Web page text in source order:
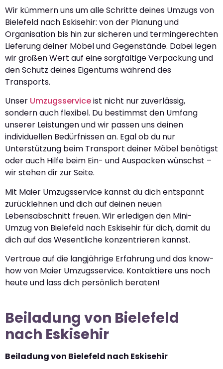
Wir kümmern uns um alle Schritte deines Umzugs von
Bielefeld nach Eskisehir: von der Planung und
Organisation bis hin zur sicheren und termingerechten
Lieferung deiner Möbel und Gegenstände. Dabei legen
wir großen Wert auf eine sorgfältige Verpackung und
den Schutz deines Eigentums während des
Transports.
Unser Umzugsserviceist nicht nur zuverlässig,
sondern auch flexibel. Du bestimmst den Umfang
unserer Leistungen und wir passen uns deinen
individuellen Bedürfnissen an. Egal ob du nur
Unterstützung beim Transport deiner Möbel benötigst
oder auch Hilfe beim Ein- und Auspacken wünschst –
wir stehen dir zur Seite.
Mit Maier Umzugsservice kannst du dich entspannt
zurücklehnen und dich auf deinen neuen
Lebensabschnitt freuen. Wir erledigen den Mini-
Umzug von Bielefeld nach Eskisehir für dich, damit du
dich auf das Wesentliche konzentrieren kannst.
Vertraue auf die langjährige Erfahrung und das know-
how von Maier Umzugsservice. Kontaktiere uns noch
heute und lass dich persönlich beraten!
Beiladung von Bielefeld
nach Eskisehir
Beiladung von Bielefeld nach Eskisehir